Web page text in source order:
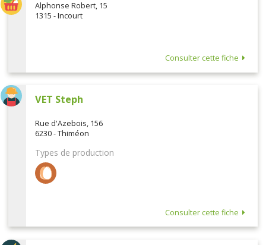
Alphonse Robert, 15
1315 - Incourt
Consulter cette fiche
VET Steph
Rue d'Azebois, 156
6230 - Thiméon
Types de production
Consulter cette fiche